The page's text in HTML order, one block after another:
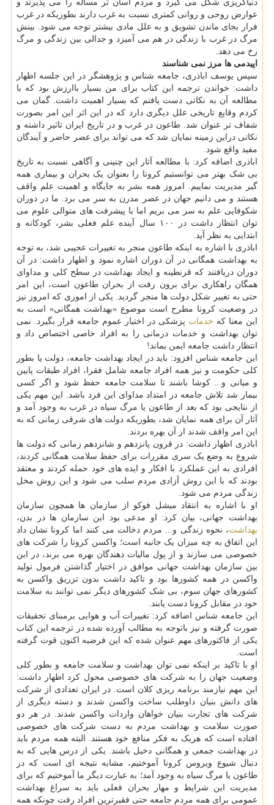
دنیاگریزی شکل می گیرد و مردم آسان تر مساله را می پذیرند و
عوارض روحی و روانی کمتری نسبت به غرب دارند بطوریکه در غرب
فرار بجای ماندن تشویق و به علل مادی بیشتر توجه می شود. بینش
مرگ در غرب با زندگی در هم می آمیزد و جدالی بین زندگی و مرگ
رخ می دهد.
اپیدمی ها مرز نمی شناسند
سپس یوسف اباذری، جامعه شناس و پژوهشگر در این جلسه اظهار
داشت: خواندن ترجمه این کتاب برای من بسیار باارزش بود که با
مطالعه آن به نکاتی دست یافتم که بسیار اهمیت داشت. گمان می
کردم وقایع تاریخی علل دیگری دارد که در این اثر این امر بصورت
شفاف تر عنوان شد. طاعون در غرب و در تاریخ ایران تاثیر داشته و
نکاتی دراین زمینه نمایان شد که می تواند برای عصر حاضر و آیندگان
مفید واقع شود.
اباذری اضافه کرد: با مطالعه آثار این چنینی و آگاهی نسبت به تاریخ
بی شک بهتر می توانستیم کرونا را بعنوان یک بحران و بیماری همه
گیر مدیریت نماییم. امروز همه بشر به جایگاه و اهمیت علم واقف
هستند و می دانیم جهان در عصر مدرن به سر می برد. ما در دوران
شکوفایی علم به سر می بریم اما با پیشرفت های متوالی علوم می
توان انتظار داشت در ۱۰۰ سال آینده علم فعلی بشر، کودکانه و
ابتدایی به نظر آید.
اباذری با اشاره به اینکه طاعون منجر به تغییرات عجیبی شد، به توجه
به بهداشت همگانی در آن دوران اشاره نمود و اظهار داشت: در آن
دوران دریافتند که قرنطینه و ایجاد بهداشت در سطح کلی و مداوای
همگان راهکاری برای برون رفت از بحران طاعون است، این امر
حتی به تغییر شکل دولت ها منجر گردید. یکی از اموری که امروز نیز
در وضعیت کرونا مطرح است موضوع «بهداشت همگانی» است به
این معنا که خدمات پزشکی در اختیار عموم جامعه قرار بگیرد. نمی
توان بهداشت و خدمات درمانی را به افراد خاصی اختصاص داد و
انتظار داشت جامعه ایمن بماند!
این جامعه شناس افزود: باید در ایجاد بهداشت جامعه، دولت یا بطور
کلی حکومت و نیز همه افراد جامعه شامل فقرا، افراد طبقات پایین
و میانی و... کوشا باشند تا سلامت جامعه حفظ شود و اگر کسی
بیمار شد تلاش جامعه در امتداد مداوای این فرد باشد. این مهم یکی
از نتایجی بود که بعد از طاعون یا مرگ سیاه در غرب به وجود آمد و
آثار آن برای همه نمایان شد، بطوریکه دولت های شرقی زمانی که به
این امر واقف شدند از آن بهره بردند.
اباذری اظهار داشت: در قرون پانزدهم و شانزدهم زمانی که دولت ها
شروع به وضع یک سری مقررات برای حفظ سلامت همگانی کردند،
افرادی به این عملکرد با افکار و ایده های خود حمله کردند و معتقد
بودند که با این روش آزادی مردم سلب می شود و این روش مخل
زندگی مردم می شود.
او با اشاره به انتقاد میشل فوکو از سازمان ها همچون سازمان
بهداشت جهانی، بیان کرد: او مدعی بود این سازمان ها در بدن،
بهداشت، نحوه زندگی و... مردم دخالت می کنند اما کرونا نشان داد
این اتفاق به چه میزان یک جانبه است؛ واکسن کرونا را شرکت های
خصوصی می سازند و از پول مالیات دهندگان بهره می برند، در این
بین سازمان بهداشت جهانی موافق در اختیار گذاشتن فرمول تولید
واکسن در همه کشورها بود و تاکید داشت بدون تزریق واکسن به
کشورهای جهان سوم، بی شک کشورهای دیگر نمی توانند به سلامت
خود در مقابل کرونا دست یابند.
این جامعه شناس اضافه کرد: تغییرات آب و هوایی برمبنای تحقیقات
صورت گرفته و نیز باتوجه به مطالب آورده شده در ترجمه این کتاب
یکی از فاکتورهای مهم عنوان شده که این فرضیه اکنون قوت گرفته
است.
او با تاکید بر اینکه نمی توان بهداشت و سلامت جامعه و بطور کلی
وضعیت جهان را به شرکت های خصوصی محول کرد اظهار داشت:
این مهم نیازمند برنامه ریزی کلان است. در ایران تعدادی از شرکت
های دانش بنیان داوطلب ساخت واکسن شدند و دسته دیگری از
شرکت های تجارت بنیان خواهان واردات واکسن شدند. در هر دو
صورت سلامت و بهداشت مردم به دست شرکت های خصوصی
افتاده است که هریک به فکر منافع خود هستند. البته همه مردم باید
در بهداشت جمعی و همگانی دخیل باشند. یکی از درس هایی که به
دنبال شیوع ویروس کرونا آموختیم، مشابه نتیجه ای است که در
طاعون یا مرگ سیاه به وجود آمد؛ به عبارت دیگر ما آموختیم که برای
مدیریت این شرایط و مهار بحران فعلی باید به سراغ بهداشت
عمومی برای همه مردم جامعه حتی فقیرترین افراد رفت چونکه همه